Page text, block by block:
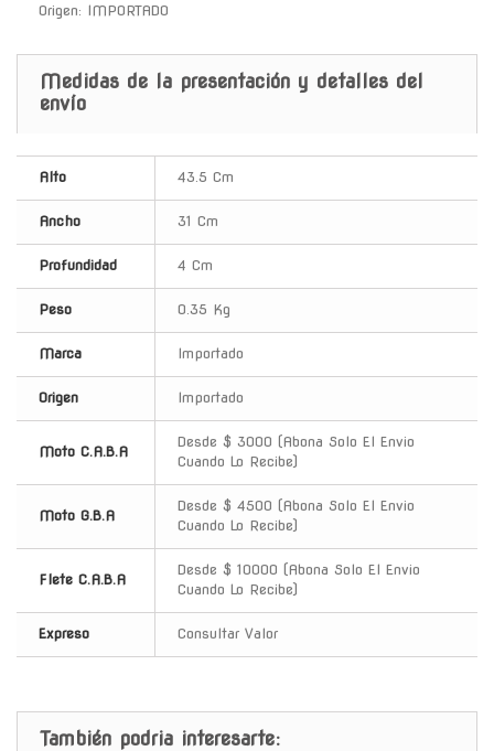
Origen: IMPORTADO
Medidas de la presentación y detalles del
envío
Alto 43.5 Cm
Ancho 31 Cm
Profundidad 4 Cm
Peso 0.35 Kg
Marca Importado
Origen Importado
Moto C.A.B.A
Desde $ 3000 (Abona Solo El Envio
Cuando Lo Recibe)
Moto G.B.A
Desde $ 4500 (Abona Solo El Envio
Cuando Lo Recibe)
Flete C.A.B.A
Desde $ 10000 (Abona Solo El Envio
Cuando Lo Recibe)
Expreso Consultar Valor
También podria interesarte: